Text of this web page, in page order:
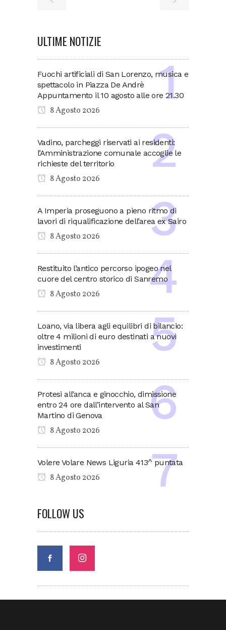
ULTIME NOTIZIE
Fuochi artificiali di San Lorenzo, musica e
spettacolo in Piazza De Andrè
Appuntamento il 10 agosto alle ore 21.30
8 Agosto 2026
Vadino, parcheggi riservati ai residenti:
l’Amministrazione comunale accoglie le
richieste del territorio
8 Agosto 2026
A Imperia proseguono a pieno ritmo di
lavori di riqualificazione dell’area ex Sairo
8 Agosto 2026
Restituito l’antico percorso ipogeo nel
cuore del centro storico di Sanremo
8 Agosto 2026
Loano, via libera agli equilibri di bilancio:
oltre 4 milioni di euro destinati a nuovi
investimenti
8 Agosto 2026
Protesi all’anca e ginocchio, dimissione
entro 24 ore dall’intervento al San
Martino di Genova
8 Agosto 2026
Volere Volare News Liguria 413^ puntata
8 Agosto 2026
FOLLOW US